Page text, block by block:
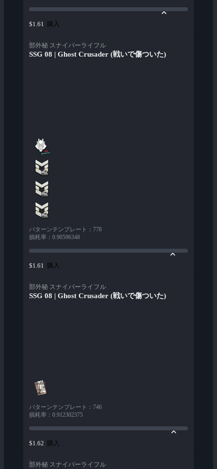
$1.61 購入
部外秘 スナイパーライフル
SSG 08 | Ghost Crusader (戦いで傷ついた)
パターンテンプレート ： 778
損耗率 ： 0.90596348
$1.61 購入
部外秘 スナイパーライフル
SSG 08 | Ghost Crusader (戦いで傷ついた)
パターンテンプレート ： 746
損耗率 ： 0.912302375
$1.62 購入
部外秘 スナイパーライフル